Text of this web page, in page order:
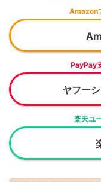
Amazon
PayPay
ヤフー
楽天ユ